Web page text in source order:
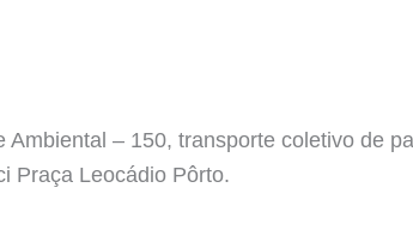
– 150, transporte coletivo de
Praça Leocádio Pôrto.